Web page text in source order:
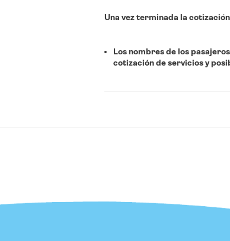
Una vez terminada la
Los nombres de los
cotización de servicios y